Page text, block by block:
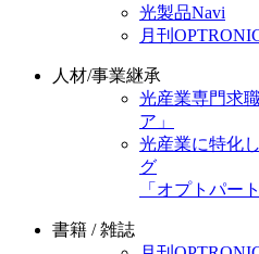
光製品Navi
月刊
人材/事業継承
光産業専門求
ア」
光産業に特化
グ
「オプトパー
書籍 / 雑誌